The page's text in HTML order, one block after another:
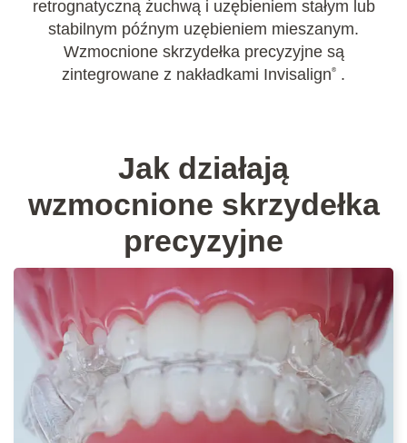
retrognatyczną żuchwą i uzębieniem stałym lub
stabilnym późnym uzębieniem mieszanym.
Wzmocnione skrzydełka precyzyjne są
zintegrowane z nakładkami Invisalign® .
Jak działają
wzmocnione skrzydełka
precyzyjne